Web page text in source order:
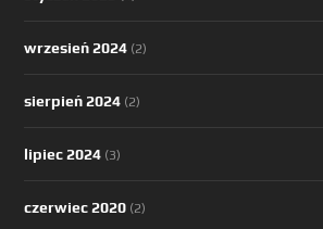
wrzesień 2024 (2)
sierpień 2024 (2)
lipiec 2024 (3)
czerwiec 2020 (2)